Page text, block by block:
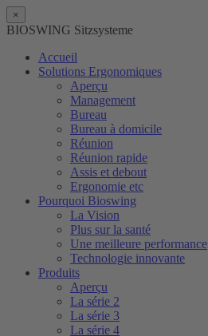
×
BIOSWING Sitzsysteme
Accueil
Solutions Ergonomiques
Aperçu
Management
Bureau
Bureau à domicile
Réunion
Réunion rapide
Assis et debout
Ergonomie etc
Pourquoi Bioswing
La Vision
Plus sur la santé
Une meilleure performance
Technologie innovante
Produits
Aperçu
La série 2
La série 3
La série 4